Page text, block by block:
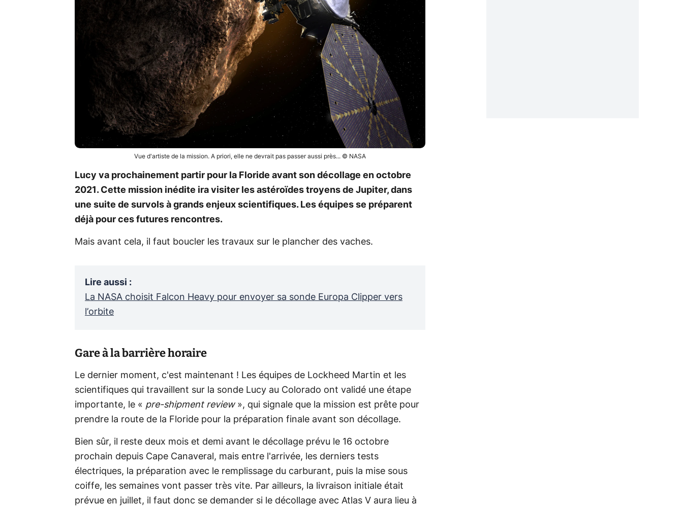
Vue d'artiste de la mission. A priori, elle ne devrait pas passer aussi près... © NASA
Lucy va prochainement partir pour la Floride avant son décollage en octobre
2021. Cette mission inédite ira visiter les astéroïdes troyens de Jupiter, dans
une suite de survols à grands enjeux scientifiques. Les équipes se préparent
déjà pour ces futures rencontres.
Mais avant cela, il faut boucler les travaux sur le plancher des vaches.
Lire aussi :
La NASA choisit Falcon Heavy pour envoyer sa sonde Europa Clipper vers
l’orbite
Gare à la barrière horaire
Le dernier moment, c'est maintenant ! Les équipes de Lockheed Martin et les
scientifiques qui travaillent sur la sonde Lucy au Colorado ont validé une étape
importante, le « pre-shipment review», qui signale que la mission est prête pour
prendre la route de la Floride pour la préparation finale avant son décollage.
Bien sûr, il reste deux mois et demi avant le décollage prévu le 16 octobre
prochain depuis Cape Canaveral, mais entre l'arrivée, les derniers tests
électriques, la préparation avec le remplissage du carburant, puis la mise sous
coiffe, les semaines vont passer très vite. Par ailleurs, la livraison initiale était
prévue en juillet, il faut donc se demander si le décollage avec Atlas V aura lieu à